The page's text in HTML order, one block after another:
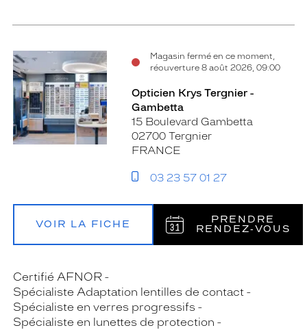
Magasin fermé en ce moment,
réouverture 8 août 2026, 09:00
Opticien Krys Tergnier -
Gambetta
15 Boulevard Gambetta
02700 Tergnier
FRANCE
03 23 57 01 27
VOIR LA FICHE
PRENDRE
RENDEZ‑VOUS
Certifié AFNOR
Spécialiste Adaptation lentilles de contact
Spécialiste en verres progressifs
Spécialiste en lunettes de protection